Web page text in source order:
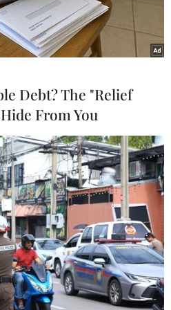
ương Nguyễn Trọng Nghĩa tặng
viện Nhi đồng Thành phố Hồ
Đinh Hằng/TTXVN)
Trọng Nghĩa, Bí thư
Ban Tuyên giáo
chúc mừng Bệnh viện
Debt? The "Relief
From You